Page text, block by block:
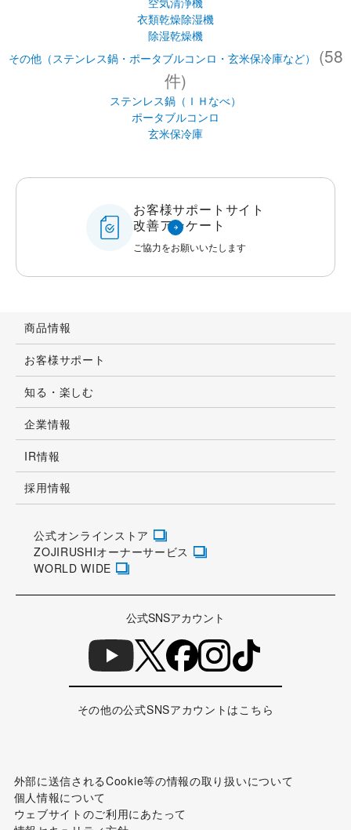
衣類乾燥除湿機
除湿乾燥機
その他（ステンレス鍋・ポータブルコンロ・玄米保冷庫など）
(58
件)
ステンレス鍋（ＩＨなべ）
ポータブルコンロ
玄米保冷庫
お客様サポートサイト
改善アンケート
ご協力をお願いいたします
商品情報
お客様サポート
知る・楽しむ
企業情報
IR情報
採用情報
公式オンラインストア
ZOJIRUSHIオーナーサービス
WORLD WIDE
公式SNSアカウント
その他の公式SNSアカウントはこちら
外部に送信されるCookie等の情報の取り扱いについて
個人情報について
ウェブサイトのご利用にあたって